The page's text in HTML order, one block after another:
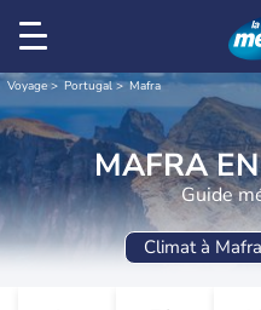
Voyage Portugal Mafra
MAFRA
Guide
Climat à Mafra